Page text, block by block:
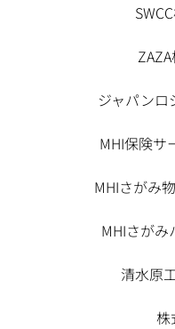
ジャパンロ
MHI保険サ
MHIさがみ
MHIさが
清水原
株